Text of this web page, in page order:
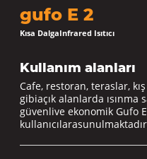
gufo E 2
Kısa DalgaInfrared Isıtıcı
Kullanım alanları
Cafe, restoran, teraslar,
gibiaçık alanlarda
güvenlive ekonomik Gufo